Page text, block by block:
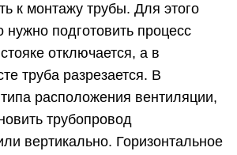
к монтажу трубы. Для этого
нужно подготовить процесс
отключается, а в
труба разрезается. В
расположения вентиляции,
трубопровод
вертикально. Горизонтальное